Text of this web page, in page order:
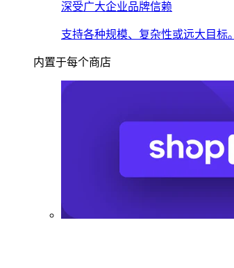
深受广大企业品牌信赖
支持各种规模、复杂性或远大目标。
内置于每个商店